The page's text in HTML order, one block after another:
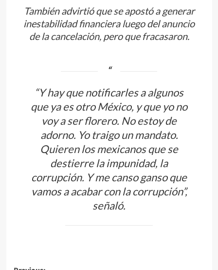
También advirtió que se apostó a generar
inestabilidad financiera luego del anuncio
de la cancelación, pero que fracasaron.
“Y hay que notificarles a algunos
que ya es otro México, y que yo no
voy a ser florero. No estoy de
adorno. Yo traigo un mandato.
Quieren los mexicanos que se
destierre la impunidad, la
corrupción. Y me canso ganso que
vamos a acabar con la corrupción”,
señaló.